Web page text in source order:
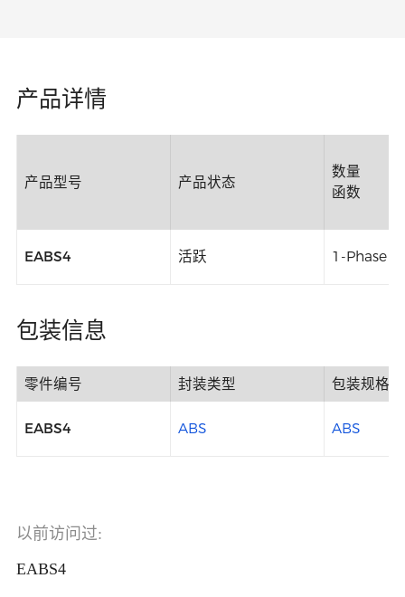
产品详情
产品型号 产品状态
数量
函数
EABS4 活跃 1-Phase
包装信息
零件编号 封装类型 包装规格
EABS4 ABS ABS
以前访问过:
EABS4